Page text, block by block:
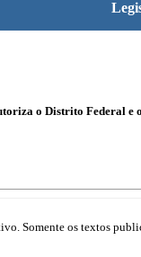
o Distrito Federal
Somente os textos